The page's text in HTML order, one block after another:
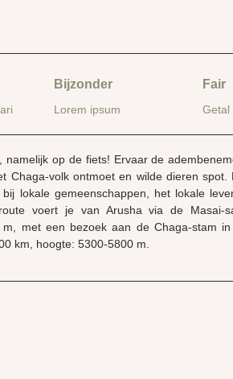
Bijzonder
Lorem ipsum
Fair
Getal
op de fiets! Ervaar de
Chaga-volk ontmoet en wilde dieren spot.
lokale gemeenschappen, het lokale
voert je van Arusha via de Masai-
met een bezoek aan de Chaga-stam
km, hoogte: 5300-5800 m.